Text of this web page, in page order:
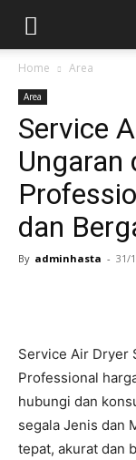
Home Area
Area
Service
Ungaran
dan
By adminhasta - 31/
Service Air Dryer
Professional
hubungi dan
segala Jenis dan
tepat, akurat dan